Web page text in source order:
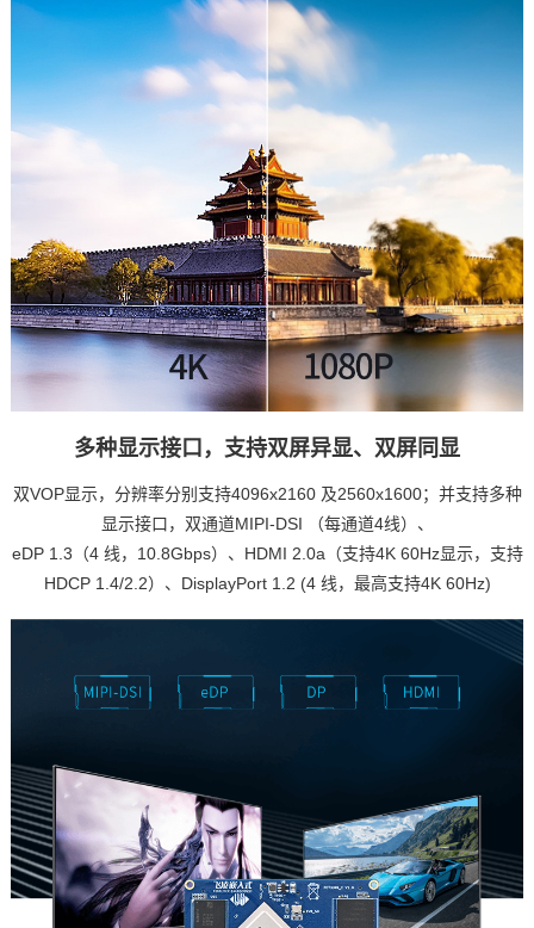
多种显示接口，支持双屏异显、双屏同显
双VOP显示，分辨率分别支持4096x2160 及2560x1600；并支持多种
显示接口，双通道MIPI-DSI （每通道4线）、
eDP 1.3（4 线，10.8Gbps）、HDMI 2.0a（支持4K 60Hz显示，支持
HDCP 1.4/2.2）、DisplayPort 1.2 (4 线，最高支持4K 60Hz)